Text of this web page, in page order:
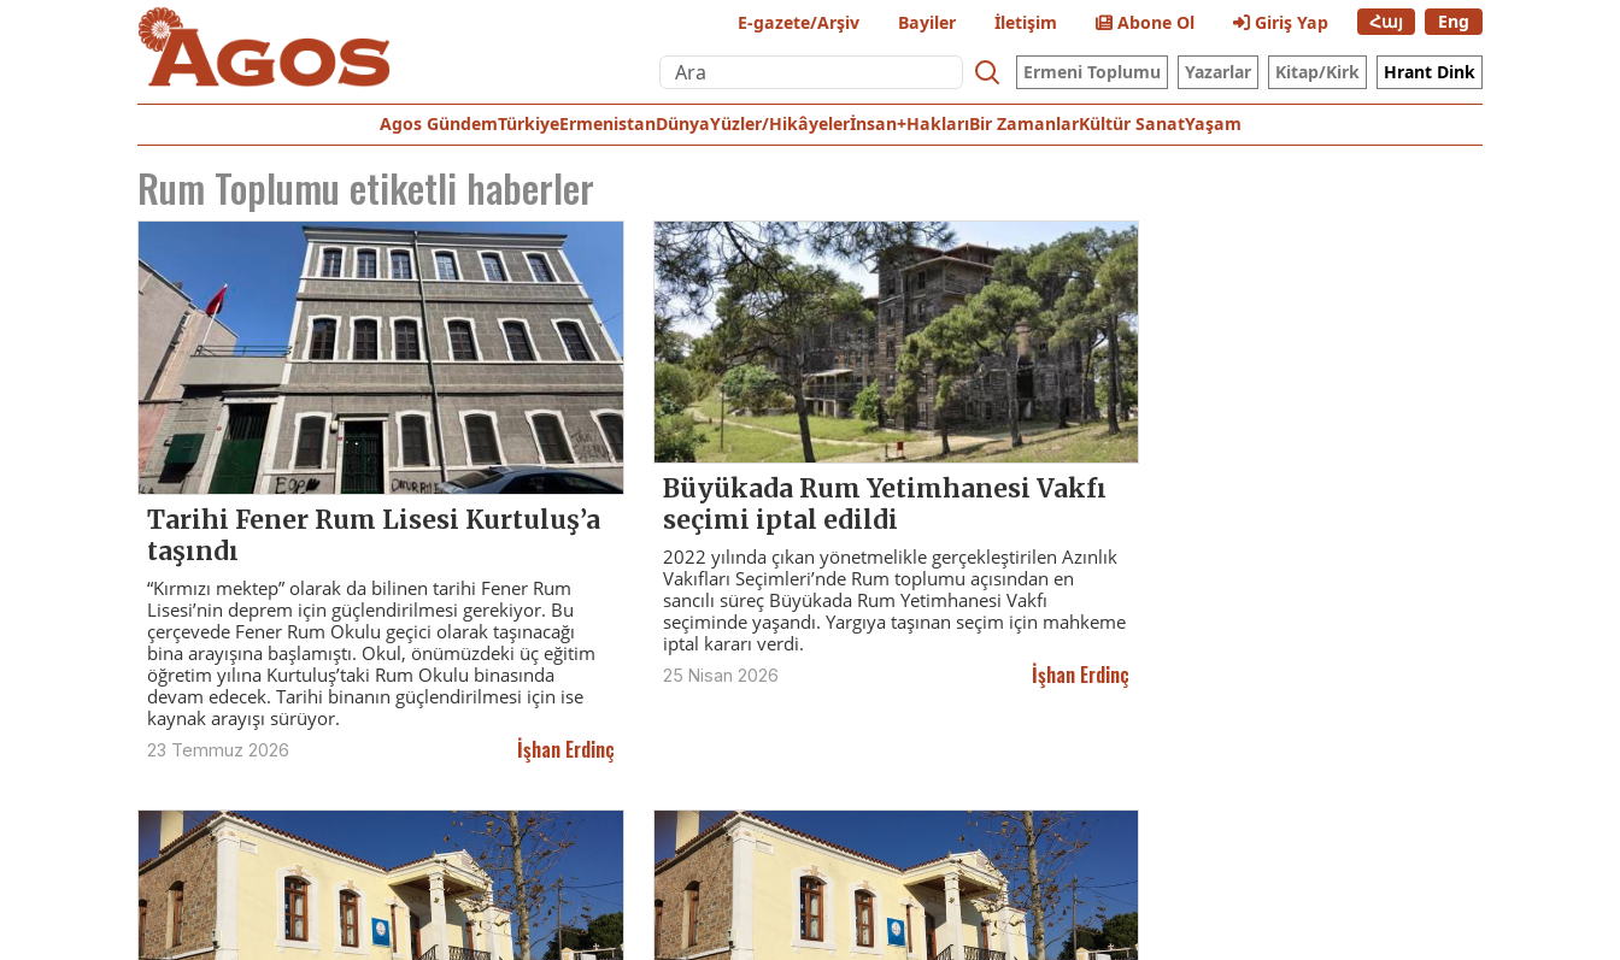
E-gazete/Arşiv Bayiler İletişim Abone Ol Giriş Yap Հայ Eng
Ermeni Toplumu Yazarlar Kitap/Kirk Hrant Dink
Agos GündemTürkiyeErmenistanDünyaYüzler/Hikâyelerİnsan+HaklarıBir ZamanlarKültür SanatYaşam
Rum Toplumu etiketli haberler
Tarihi Fener Rum Lisesi Kurtuluş’a
taşındı
“Kırmızı mektep” olarak da bilinen tarihi Fener Rum
Lisesi’nin deprem için güçlendirilmesi gerekiyor. Bu
çerçevede Fener Rum Okulu geçici olarak taşınacağı
bina arayışına başlamıştı. Okul, önümüzdeki üç eğitim
öğretim yılına Kurtuluş’taki Rum Okulu binasında
devam edecek. Tarihi binanın güçlendirilmesi için ise
kaynak arayışı sürüyor.
23 Temmuz 2026 İşhan Erdinç
Büyükada Rum Yetimhanesi Vakfı
seçimi iptal edildi
2022 yılında çıkan yönetmelikle gerçekleştirilen Azınlık
Vakıfları Seçimleri’nde Rum toplumu açısından en
sancılı süreç Büyükada Rum Yetimhanesi Vakfı
seçiminde yaşandı. Yargıya taşınan seçim için mahkeme
iptal kararı verdi.
25 Nisan 2026 İşhan Erdinç